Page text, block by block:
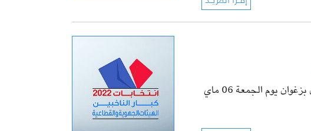
تنعقد الجلسة العامة الانتخابية للهيئة الجهوية لعمادة المهندسين بزغوان يوم الجمعة 06 ماي